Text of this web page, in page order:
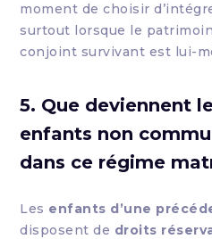
moment de choisir
surtout lorsque le
conjoint survivant est lui-
5. Que deviennent
enfants non
dans ce régime
Les enfants d’une
disposent de droits